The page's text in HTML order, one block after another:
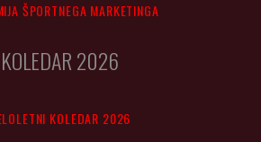
ŠPORTNEGA MARKETINGA
KOLEDAR 2026
KOLEDAR 2026